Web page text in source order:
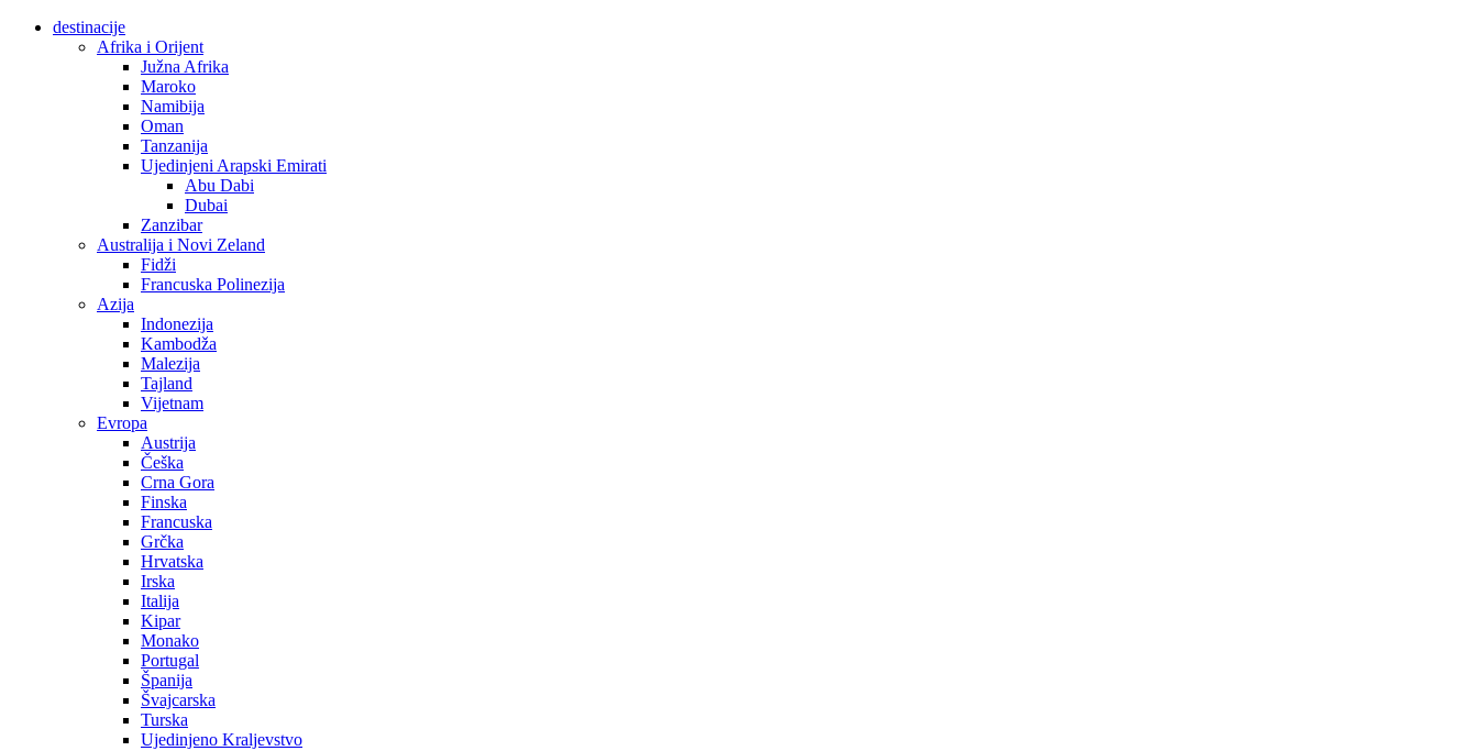
destinacije
Afrika i Orijent
Južna Afrika
Maroko
Namibija
Oman
Tanzanija
Ujedinjeni Arapski Emirati
Abu Dabi
Dubai
Zanzibar
Australija i Novi Zeland
Fidži
Francuska Polinezija
Azija
Indonezija
Kambodža
Malezija
Tajland
Vijetnam
Evropa
Austrija
Češka
Crna Gora
Finska
Francuska
Grčka
Hrvatska
Irska
Italija
Kipar
Monako
Portugal
Španija
Švajcarska
Turska
Ujedinjeno Kraljevstvo